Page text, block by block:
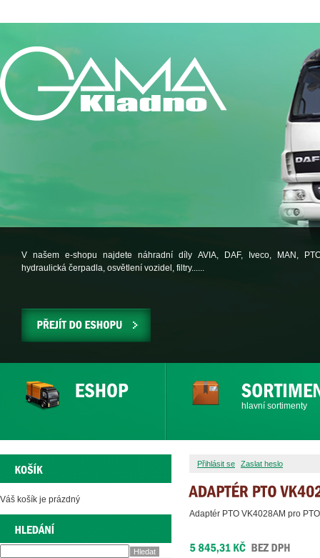
V našem e-shopu najdete náhradní díly AVIA, DAF, Iveco, MAN,
hydraulická čerpadla, osvětlení vozidel, filtry......
hlavní sortimenty
Přihlásit se Zaslat heslo
Adaptér PTO VK4028AM pro
Váš košík je prázdný